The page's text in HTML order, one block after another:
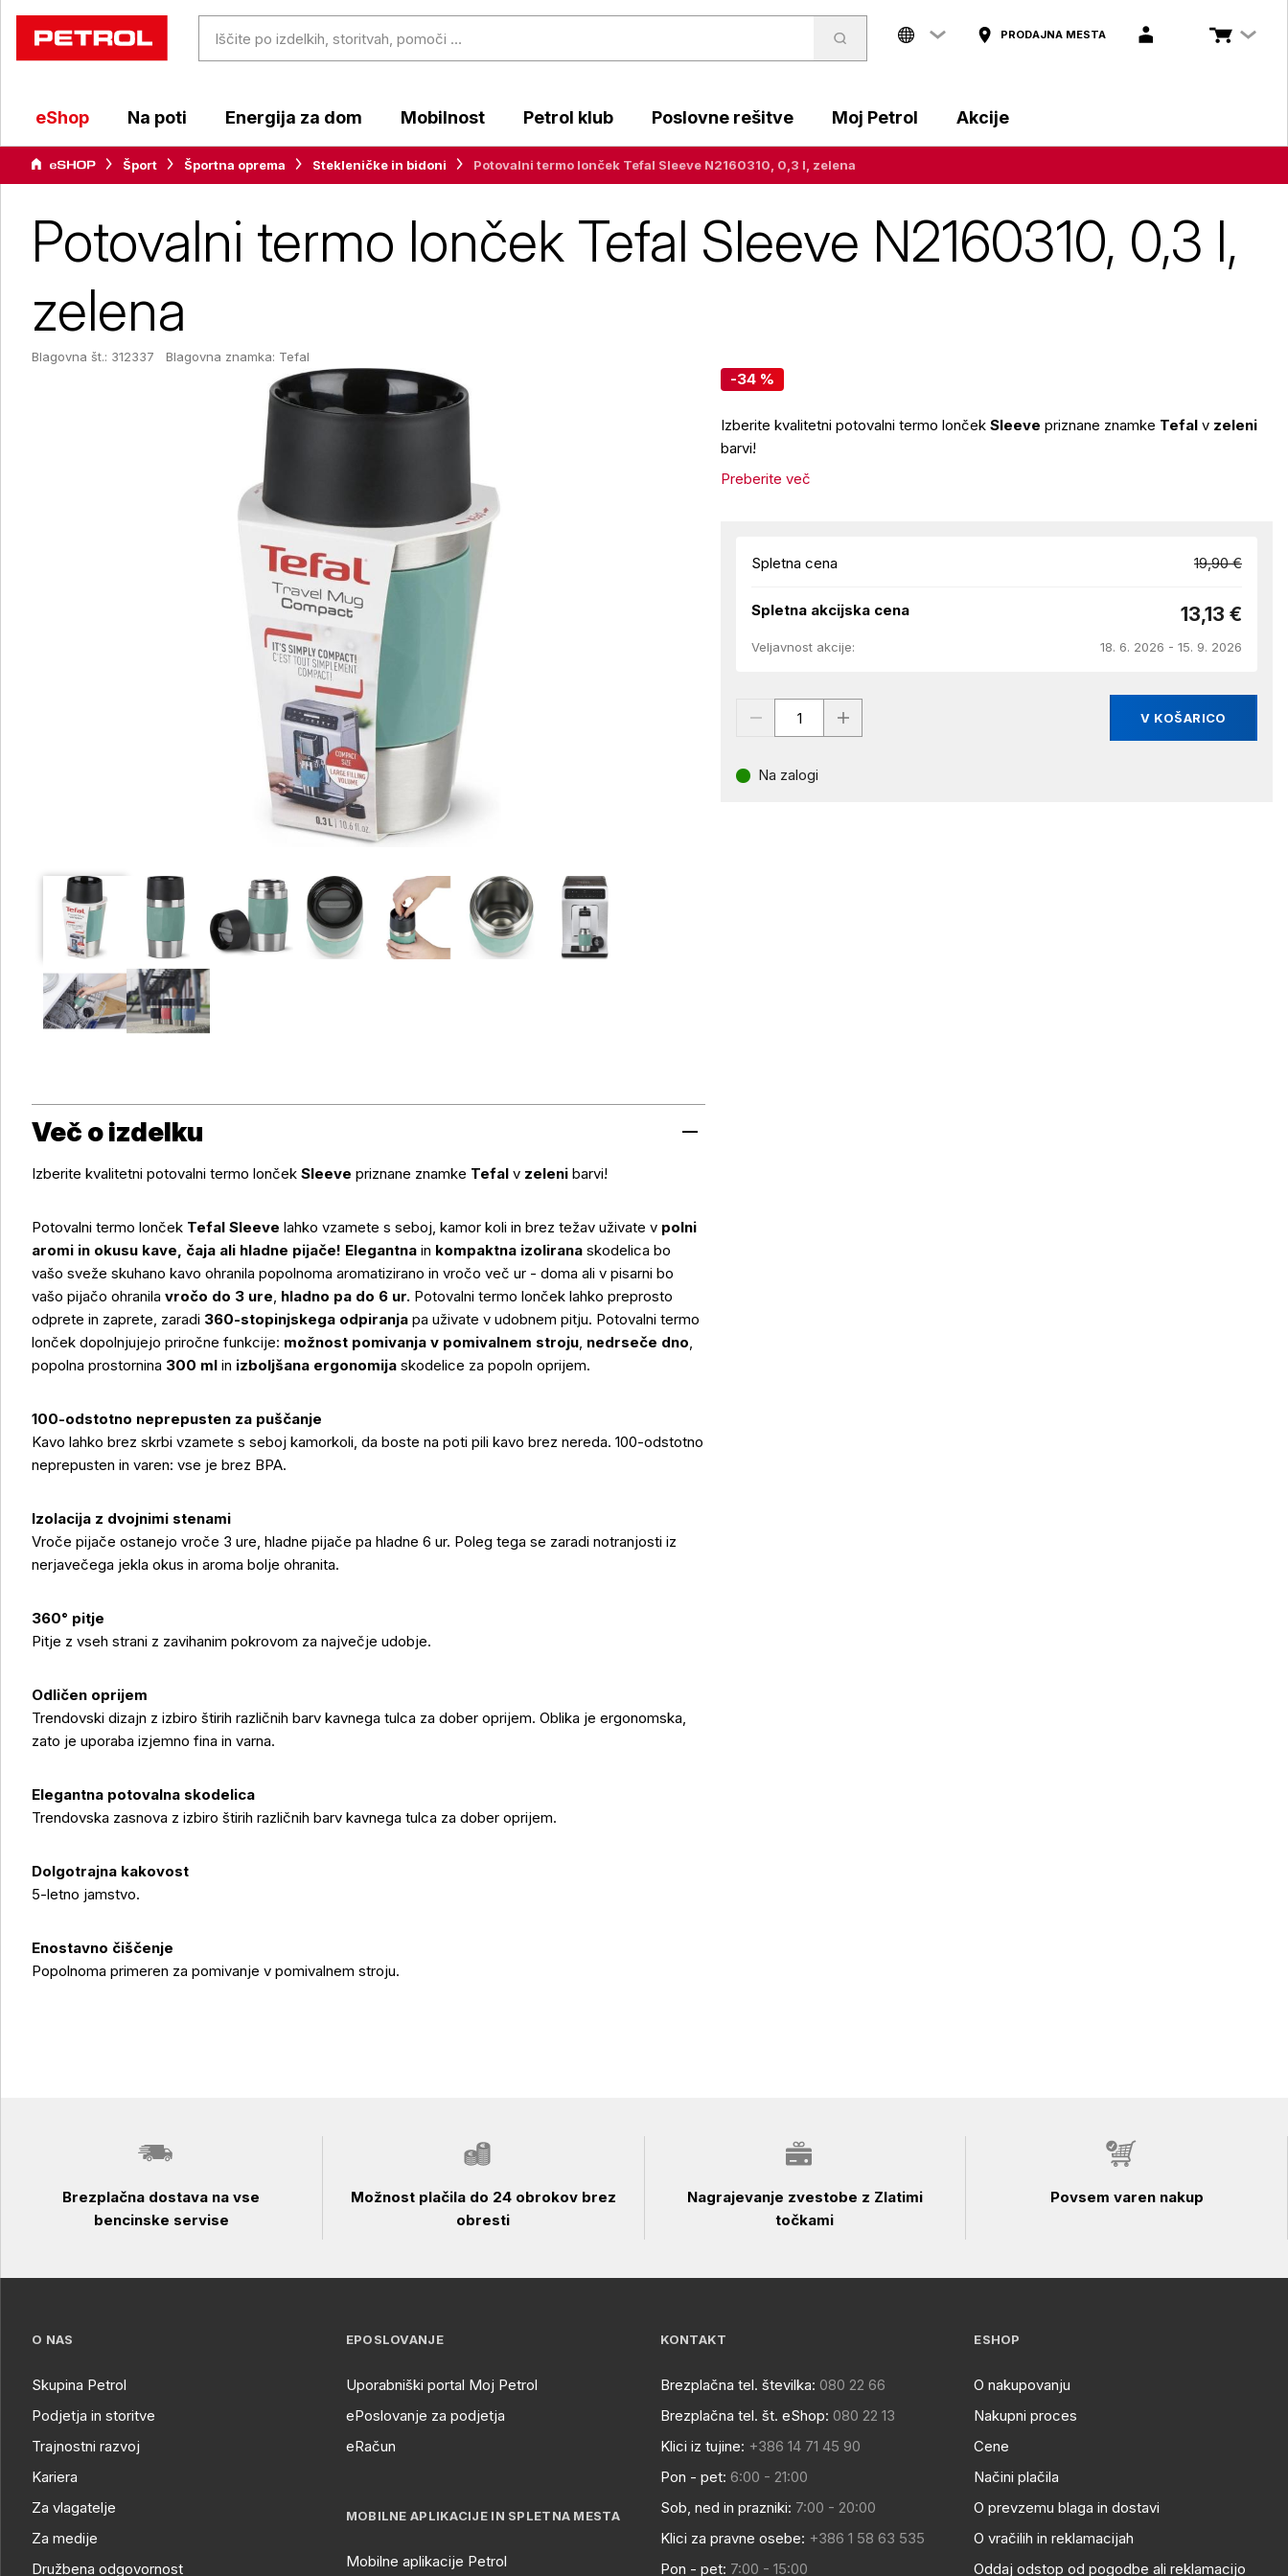
PRODAJNA MESTA
eShop Na poti Energija za dom Mobilnost Petrol klub Poslovne rešitve Moj Petrol Akcije
Šport Športna oprema Stekleničke in bidoni Potovalni termo lonček Tefal Sleeve N2160310, 0,3 l, zelena
Potovalni termo lonček Tefal Sleeve N2160310, 0,3 l,
zelena
Blagovna št.: 312337 Blagovna znamka: Tefal
-34 %
Izberite kvalitetni potovalni termo lončekSleevepriznane znamke Tefalv zeleni
barvi!
Preberite več
Spletna cena 19,90 €
Spletna akcijska cena 13,13 €
Veljavnost akcije: 18. 6. 2026 - 15. 9. 2026
V KOŠARICO
Na zalogi
Več o izdelku
Več o izdelku
Izberite kvalitetni potovalni termo lonček Sleeve priznane znamke Tefal v zeleni barvi!
Potovalni termo lonček Tefal Sleeve lahko vzamete s seboj, kamor koli in brez težav uživate v polni
aromi in okusu kave, čaja ali hladne pijače! Elegantna in kompaktna izolirana skodelica bo
vašo sveže skuhano kavo ohranila popolnoma aromatizirano in vročo več ur - doma ali v pisarni bo
vašo pijačo ohranila vročo do 3 ure, hladno pa do 6 ur. Potovalni termo lonček lahko preprosto
odprete in zaprete, zaradi 360-stopinjskega odpiranja pa uživate v udobnem pitju. Potovalni termo
lonček dopolnjujejo priročne funkcije: možnost pomivanja v pomivalnem stroju, nedrseče dno,
popolna prostornina 300 ml in izboljšana ergonomija skodelice za popoln oprijem.
100-odstotno neprepusten za puščanje
Kavo lahko brez skrbi vzamete s seboj kamorkoli, da boste na poti pili kavo brez nereda. 100-odstotno
neprepusten in varen: vse je brez BPA.
Izolacija z dvojnimi stenami
Vroče pijače ostanejo vroče 3 ure, hladne pijače pa hladne 6 ur. Poleg tega se zaradi notranjosti iz
nerjavečega jekla okus in aroma bolje ohranita.
360° pitje
Pitje z vseh strani z zavihanim pokrovom za največje udobje.
Odličen oprijem
Trendovski dizajn z izbiro štirih različnih barv kavnega tulca za dober oprijem. Oblika je ergonomska,
zato je uporaba izjemno fina in varna.
Elegantna potovalna skodelica
Trendovska zasnova z izbiro štirih različnih barv kavnega tulca za dober oprijem.
Dolgotrajna kakovost
5-letno jamstvo.
Enostavno čiščenje
Popolnoma primeren za pomivanje v pomivalnem stroju.
Brezplačna dostava na vse
bencinske servise
Možnost plačila do 24 obrokov brez
obresti
Nagrajevanje zvestobe z Zlatimi
točkami
Povsem varen nakup
O NAS
Skupina Petrol
Podjetja in storitve
Trajnostni razvoj
Kariera
Za vlagatelje
Za medije
Družbena odgovornost
EPOSLOVANJE
Uporabniški portal Moj Petrol
ePoslovanje za podjetja
eRačun
MOBILNE APLIKACIJE IN SPLETNA MESTA
Mobilne aplikacije Petrol
KONTAKT
Brezplačna tel. številka: 080 22 66
Brezplačna tel. št. eShop: 080 22 13
Klici iz tujine: +386 14 71 45 90
Pon - pet: 6:00 - 21:00
Sob, ned in prazniki: 7:00 - 20:00
Klici za pravne osebe: +386 1 58 63 535
Pon - pet: 7:00 - 15:00
ESHOP
O nakupovanju
Nakupni proces
Cene
Načini plačila
O prevzemu blaga in dostavi
O vračilih in reklamacijah
Oddaj odstop od pogodbe ali reklamacijo